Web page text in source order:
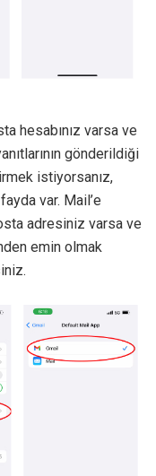
hesabınız varsa ve
gönderildiği
istiyorsanız,
var. Mail’e
adresiniz varsa ve
emin olmak